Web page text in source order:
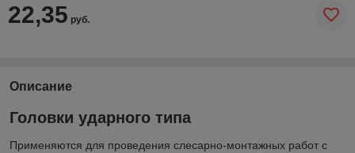
22,35 руб.
Описание
Головки ударного типа
Применяются для проведения слесарно-монтажных работ с